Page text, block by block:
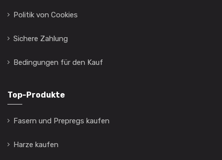
Politik von Cookies
Sichere Zahlung
Bedingungen für den Kauf
Top-Produkte
Fasern und Prepregs kaufen
Harze kaufen